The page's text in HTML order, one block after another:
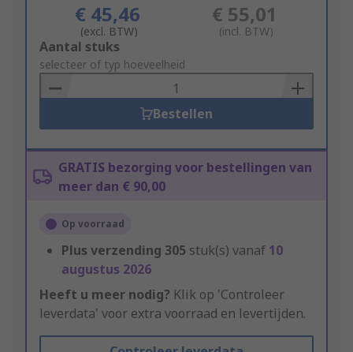
€ 45,46
(excl. BTW)
€ 55,01
(incl. BTW)
Add
to
Basket
Aantal stuks
selecteer of typ hoeveelheid
Bestellen
GRATIS bezorging voor bestellingen van
meer dan € 90,00
Op voorraad
Plus verzending 305 stuk(s) vanaf 10
augustus 2026
Heeft u meer nodig? Klik op 'Controleer
leverdata' voor extra voorraad en levertijden.